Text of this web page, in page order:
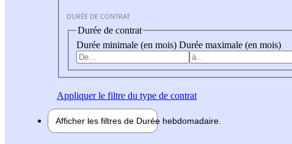
DURÉE DE CONTRAT
Durée de contrat
Durée minimale (en mois) Durée maximale (en mois)
Appliquerle filtre du type de contrat
Afficher les filtres de Durée hebdomadaire